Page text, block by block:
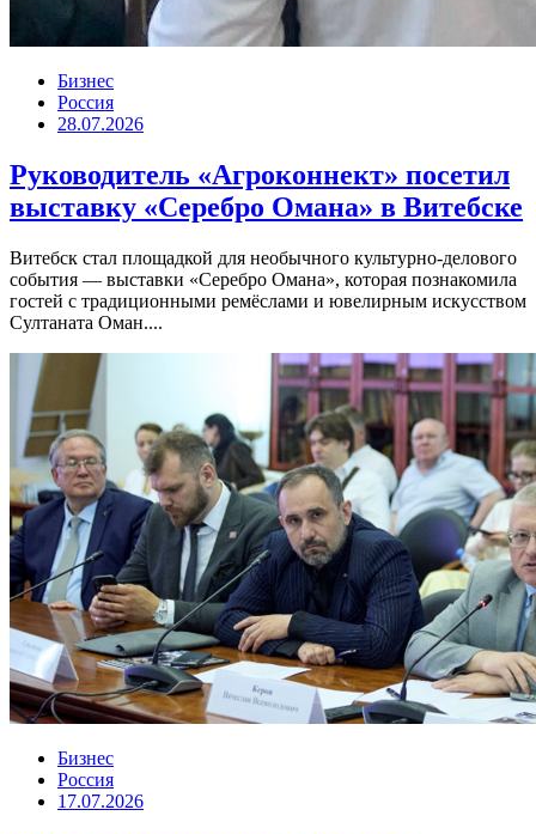
Бизнес
Россия
28.07.2026
Руководитель «Агроконнект» посетил
выставку «Серебро Омана» в Витебске
Витебск стал площадкой для необычного культурно-делового
события — выставки «Серебро Омана», которая познакомила
гостей с традиционными ремёслами и ювелирным искусством
Султаната Оман....
Бизнес
Россия
17.07.2026